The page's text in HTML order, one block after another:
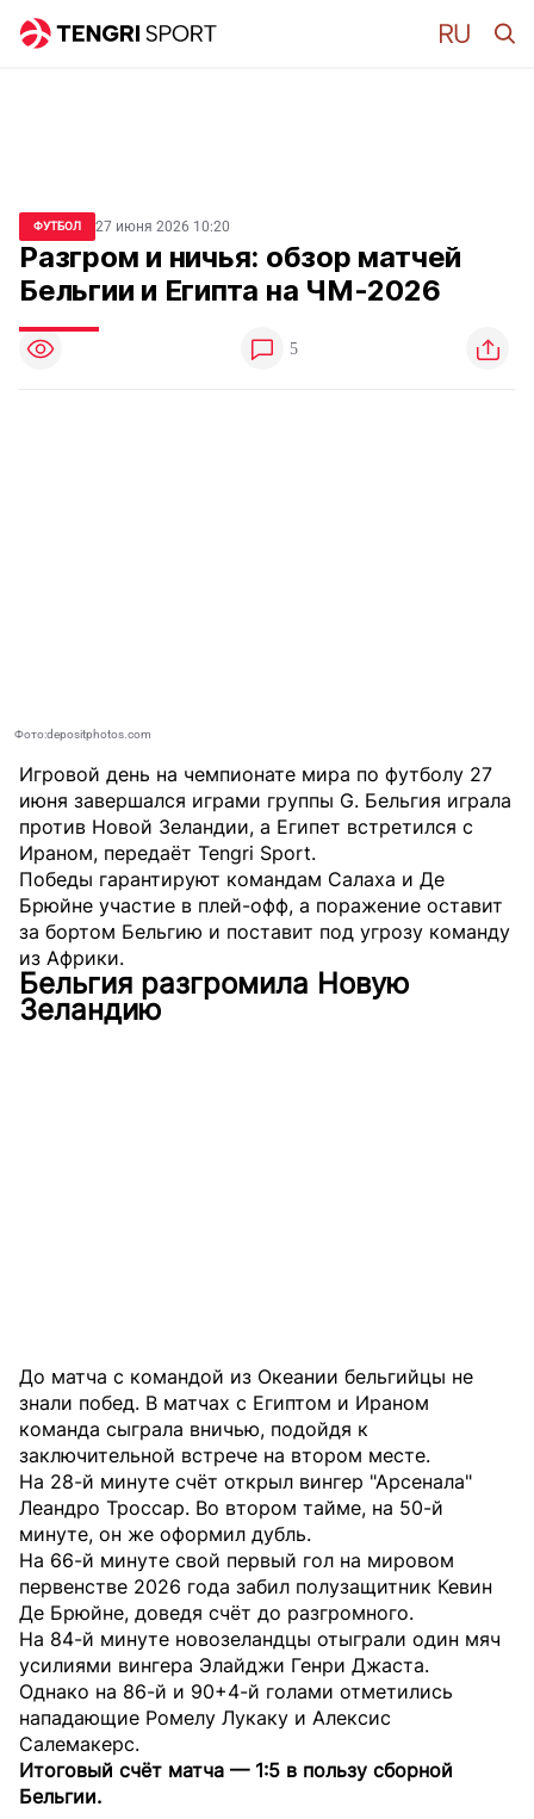
ФУТБОЛ 27 июня 2026 10:20
Разгром и ничья: обзор матчей
Бельгии и Египта на ЧМ-2026
5
Фото:depositphotos.com
Игровой день на чемпионате мира по футболу 27
июня завершался играми группы G. Бельгия играла
против Новой Зеландии, а Египет встретился с
Ираном, передаёт Tengri Sport.
Победы гарантируют командам Салаха и Де
Брюйне участие в плей-офф, а поражение оставит
за бортом Бельгию и поставит под угрозу команду
из Африки.
Бельгия разгромила Новую
Зеландию
До матча с командой из Океании бельгийцы не
знали побед. В матчах с Египтом и Ираном
команда сыграла вничью, подойдя к
заключительной встрече на втором месте.
На 28-й минуте счёт открыл вингер "Арсенала"
Леандро Троссар. Во втором тайме, на 50-й
минуте, он же оформил дубль.
На 66-й минуте свой первый гол на мировом
первенстве 2026 года забил полузащитник Кевин
Де Брюйне, доведя счёт до разгромного.
На 84-й минуте новозеландцы отыграли один мяч
усилиями вингера Элайджи Генри Джаста.
Однако на 86-й и 90+4-й голами отметились
нападающие Ромелу Лукаку и Алексис
Салемакерс.
Итоговый счёт матча — 1:5 в пользу сборной
Бельгии.